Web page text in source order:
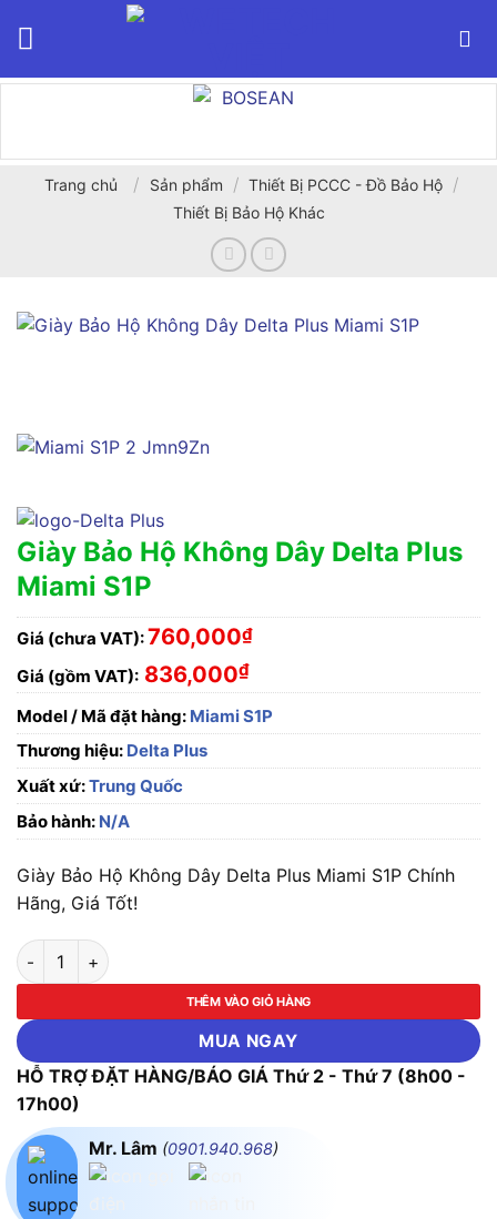
Trang chủ / Sản phẩm / Thiết Bị PCCC - Đồ Bảo Hộ /
Thiết Bị Bảo Hộ Khác
Giày Bảo Hộ Không Dây Delta Plus
Miami S1P
Giá (chưa VAT):760,000₫
Giá (gồm VAT): 836,000₫
Model / Mã đặt hàng: Miami S1P
Thương hiệu: Delta Plus
Xuất xứ:Trung Quốc
Bảo hành: N/A
Giày Bảo Hộ Không Dây Delta Plus Miami S1P Chính
Hãng, Giá Tốt!
Giày Bảo Hộ Không Dây Delta Plus Miami S1P số lượng
THÊM VÀO GIỎ HÀNG
MUA NGAY
HỖ TRỢ ĐẶT HÀNG/BÁO GIÁ Thứ 2 - Thứ 7 (8h00 -
17h00)
Mr. Lâm (0901.940.968)